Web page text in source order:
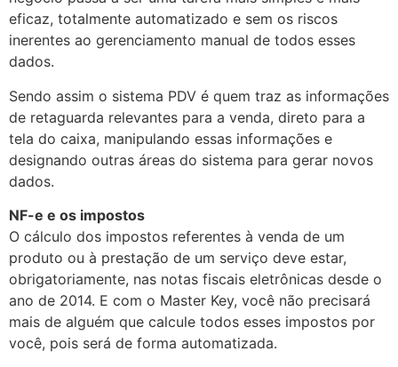
eficaz, totalmente automatizado e sem os riscos
inerentes ao gerenciamento manual de todos esses
dados.
Sendo assim o sistema PDV é quem traz as informações
de retaguarda relevantes para a venda, direto para a
tela do caixa, manipulando essas informações e
designando outras áreas do sistema para gerar novos
dados.
NF-e e os impostos
O cálculo dos impostos referentes à venda de um
produto ou à prestação de um serviço deve estar,
obrigatoriamente, nas notas fiscais eletrônicas desde o
ano de 2014. E com o Master Key, você não precisará
mais de alguém que calcule todos esses impostos por
você, pois será de forma automatizada.